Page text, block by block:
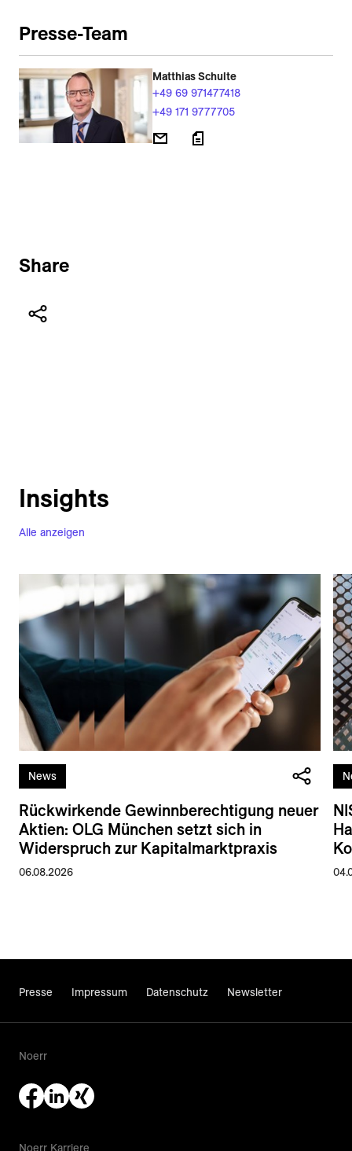
Presse-Team
Matthias Schulte
+49 69 971477418
+49 171 9777705
Share
Alle anzeigen
Insights
News
Rückwirkende Gewinnberechtigung neuer
Aktien: OLG München setzt sich in
Widerspruch zur Kapitalmarktpraxis
06.08.2026
Presse Impressum Datenschutz Newsletter
Noerr
Noerr Karriere